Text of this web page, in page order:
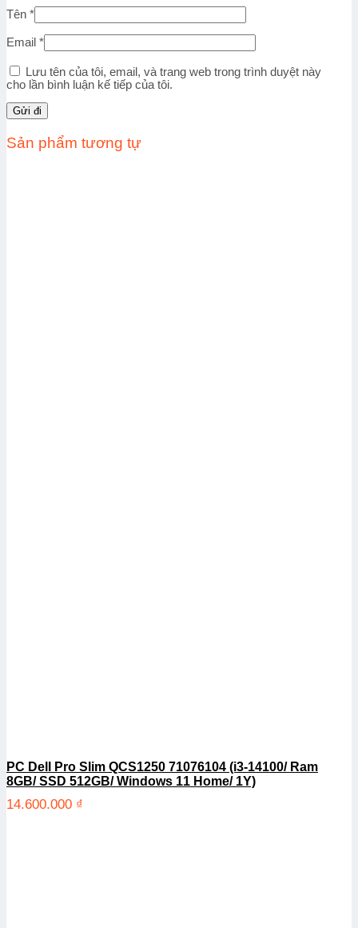
Tên *
Email *
Lưu tên của tôi, email, và trang web trong trình duyệt này
cho lần bình luận kế tiếp của tôi.
Sản phẩm tương tự
PC Dell Pro Slim QCS1250 71076104 (i3-14100/ Ram
8GB/ SSD 512GB/ Windows 11 Home/ 1Y)
14.600.000 ₫